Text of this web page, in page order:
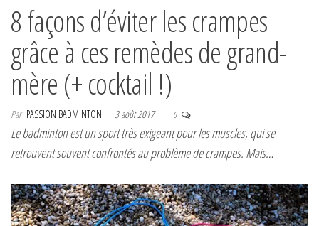
8 façons d’éviter les crampes
grâce à ces remèdes de grand-
mère (+ cocktail !)
Par PASSION BADMINTON 3 août 2017 0
Le badminton est un sport très exigeant pour les muscles, qui se
retrouvent souvent confrontés au problème de crampes. Mais…